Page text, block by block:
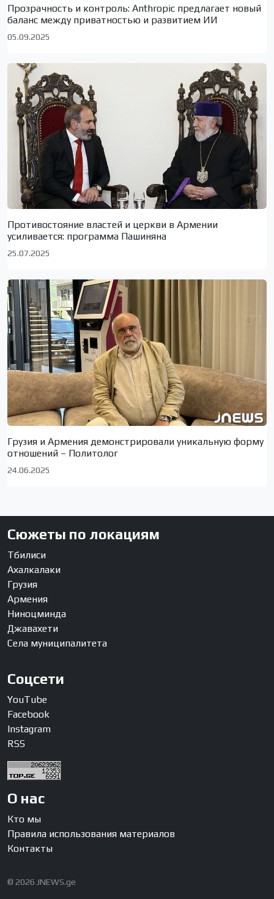
Прозрачность и контроль: Anthropic предлагает новый
баланс между приватностью и развитием ИИ
05.09.2025
Противостояние властей и церкви в Армении
усиливается: программа Пашиняна
25.07.2025
Грузия и Армения демонстрировали уникальную форму
отношений – Политолог
24.06.2025
Сюжеты по локациям
Тбилиси
Ахалкалаки
Грузия
Армения
Ниноцминда
Джавахети
Села муниципалитета
Соцсети
YouTube
Facebook
Instagram
RSS
О нас
Кто мы
Правила использования материалов
Контакты
© 2026 JNEWS.ge